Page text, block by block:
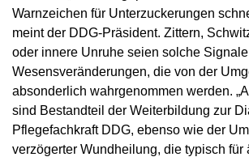
Warnzeichen für Unterzuckerungen
meint der DDG-Präsident. Zittern,
oder innere Unruhe seien solche
Wesensveränderungen, die von der
absonderlich wahrgenommen werden.
sind Bestandteil der Weiterbildung zur
Pflegefachkraft DDG, ebenso wie der
verzögerter Wundheilung, die typisch für